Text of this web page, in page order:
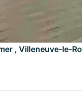
, Villeneuve-le-